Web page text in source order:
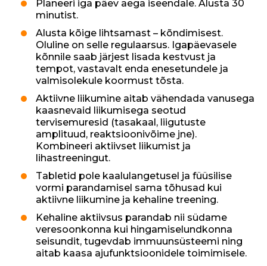
Planeeri iga päev aega iseendale. Alusta 30
minutist.
Alusta kõige lihtsamast – kõndimisest.
Oluline on selle regulaarsus. Igapäevasele
kõnnile saab järjest lisada kestvust ja
tempot, vastavalt enda enesetundele ja
valmisolekule koormust tõsta.
Aktiivne liikumine aitab vähendada vanusega
kaasnevaid liikumisega seotud
tervisemuresid (tasakaal, liigutuste
amplituud, reaktsioonivõime jne).
Kombineeri aktiivset liikumist ja
lihastreeningut.
Tabletid pole kaalulangetusel ja füüsilise
vormi parandamisel sama tõhusad kui
aktiivne liikumine ja kehaline treening.
Kehaline aktiivsus parandab nii südame
veresoonkonna kui hingamiselundkonna
seisundit, tugevdab immuunsüsteemi ning
aitab kaasa ajufunktsioonidele toimimisele.